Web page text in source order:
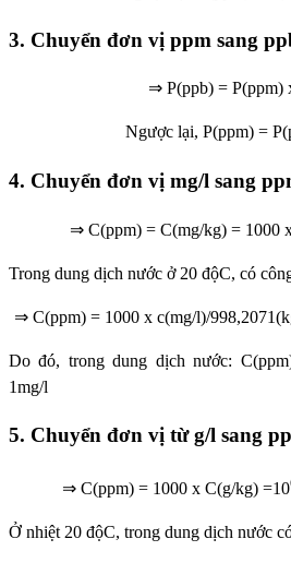
3. Chuyển đơn vị ppm sang
⇒ P(ppb) = P(ppm)
Ngược lại, P(ppm) =
4. Chuyển đơn vị mg/l sang
⇒ C(ppm) = C(mg/kg) = 1000
Trong dung dịch nước ở 20 độC, có
⇒ C(ppm) = 1000 x c(mg/l)/
Do đó, trong dung dịch nước:
1mg/l
5. Chuyển đơn vị từ g/l sang
⇒ C(ppm) = 1000 x C(g/kg) =10
Ở nhiệt 20 độC, trong dung dịch nước